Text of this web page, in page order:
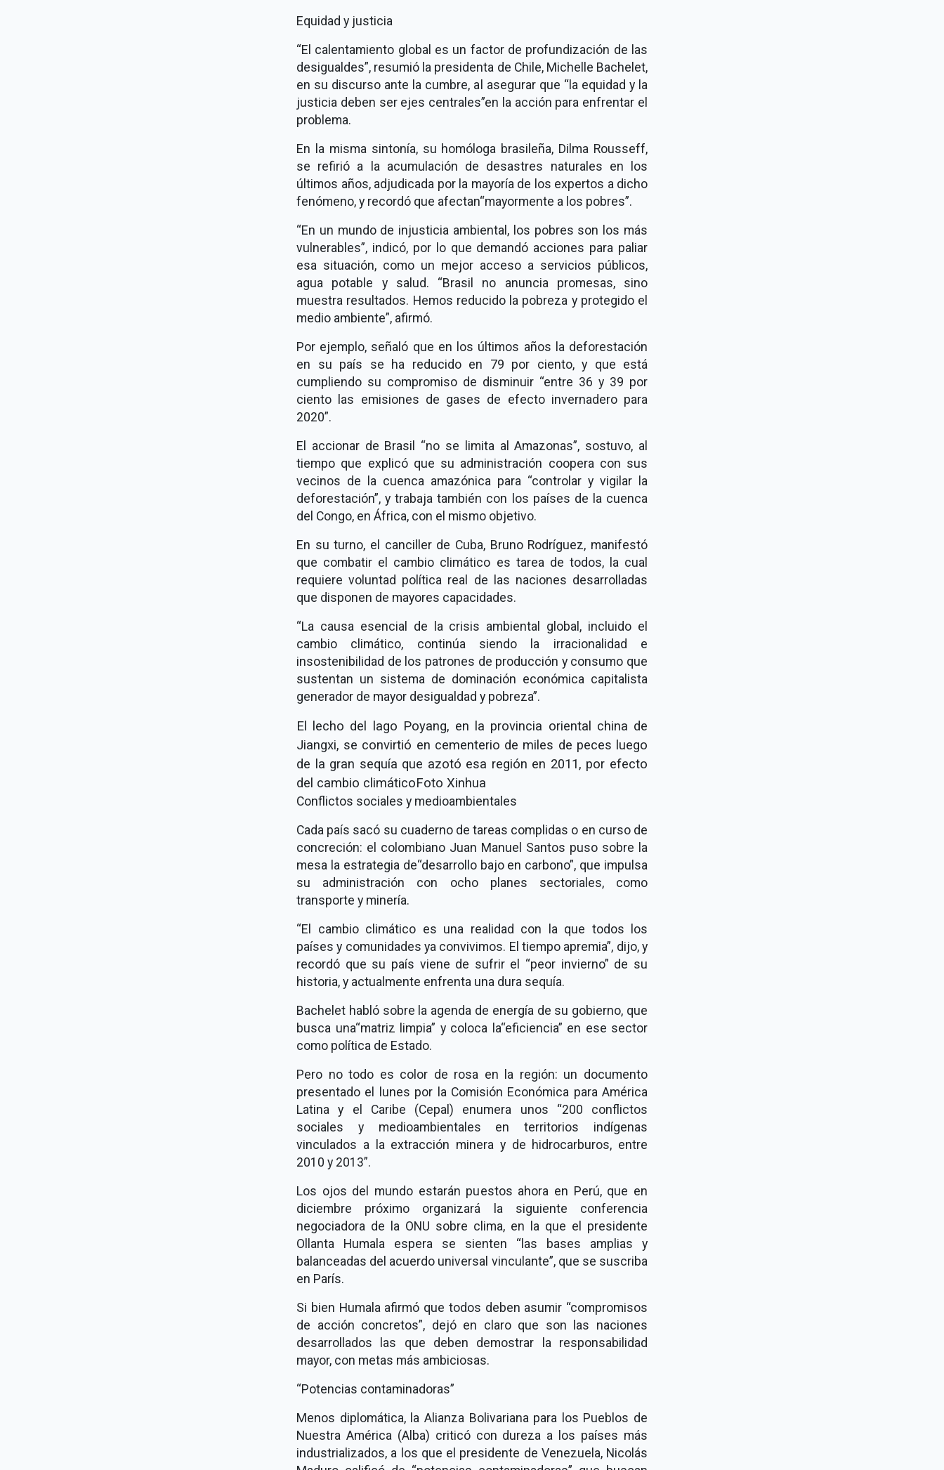
Equidad y justicia
El calentamiento global es un factor de profundización de las
desigualdes , resumió la presidenta de Chile, Michelle Bachelet,
en su discurso ante la cumbre, al asegurar que
la equidad y la
justicia deben ser ejes centrales en la acción para enfrentar el
problema.
En la misma sintonía, su homóloga brasileña, Dilma Rousseff,
se refirió a la acumulación de desastres naturales en los
últimos años, adjudicada por la mayoría de los expertos a dicho
fenómeno, y recordó que afectan mayormente a los pobres .
En un mundo de injusticia ambiental, los pobres son los más
vulnerables , indicó, por lo que demandó acciones para paliar
esa situación, como un mejor acceso a servicios públicos,
agua potable y salud.
Brasil no anuncia promesas, sino
muestra resultados. Hemos reducido la pobreza y protegido el
medio ambiente , afirmó.
Por ejemplo, señaló que en los últimos años la deforestación
en su país se ha reducido en 79 por ciento, y que está
cumpliendo su compromiso de disminuir
entre 36 y 39 por
ciento las emisiones de gases de efecto invernadero para
2020 .
El accionar de Brasil no se limita al Amazonas , sostuvo, al
tiempo que explicó que su administración coopera con sus
vecinos de la cuenca amazónica para
controlar y vigilar la
deforestación , y trabaja también con los países de la cuenca
del Congo, en África, con el mismo objetivo.
En su turno, el canciller de Cuba, Bruno Rodríguez, manifestó
que combatir el cambio climático es tarea de todos, la cual
requiere voluntad política real de las naciones desarrolladas
que disponen de mayores capacidades.
La causa esencial de la crisis ambiental global, incluido el
cambio climático, continúa siendo la irracionalidad e
insostenibilidad de los patrones de producción y consumo que
sustentan un sistema de dominación económica capitalista
generador de mayor desigualdad y pobreza .
El lecho del lago Poyang, en la provincia oriental china de
Jiangxi, se convirtió en cementerio de miles de peces luego
de la gran sequía que azotó esa región en 2011, por efecto
del cambio climáticoFoto Xinhua
Conflictos sociales y medioambientales
Cada país sacó su cuaderno de tareas complidas o en curso de
concreción: el colombiano Juan Manuel Santos puso sobre la
mesa la estrategia de desarrollo bajo en carbono , que impulsa
su administración con ocho planes sectoriales, como
transporte y minería.
El cambio climático es una realidad con la que todos los
países y comunidades ya convivimos. El tiempo apremia , dijo, y
recordó que su país viene de sufrir el
peor invierno
de su
historia, y actualmente enfrenta una dura sequía.
Bachelet habló sobre la agenda de energía de su gobierno, que
busca una matriz limpia y coloca la eficiencia
en ese sector
como política de Estado.
Pero no todo es color de rosa en la región: un documento
presentado el lunes por la Comisión Económica para América
Latina y el Caribe (Cepal) enumera unos
200 conflictos
sociales y medioambientales en territorios indígenas
vinculados a la extracción minera y de hidrocarburos, entre
2010 y 2013 .
Los ojos del mundo estarán puestos ahora en Perú, que en
diciembre próximo organizará la siguiente conferencia
negociadora de la ONU sobre clima, en la que el presidente
Ollanta Humala espera se sienten
las bases amplias y
balanceadas del acuerdo universal vinculante , que se suscriba
en París.
Si bien Humala afirmó que todos deben asumir compromisos
de acción concretos , dejó en claro que son las naciones
desarrollados las que deben demostrar la responsabilidad
mayor, con metas más ambiciosas.
Potencias contaminadoras
Menos diplomática, la Alianza Bolivariana para los Pueblos de
Nuestra América (Alba) criticó con dureza a los países más
industrializados, a los que el presidente de Venezuela, Nicolás